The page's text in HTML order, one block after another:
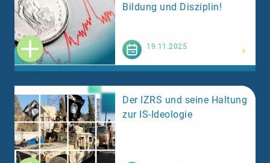
Bildung und Disziplin!
19.11.2025
Der IZRS und seine Haltung
zur IS-Ideologie